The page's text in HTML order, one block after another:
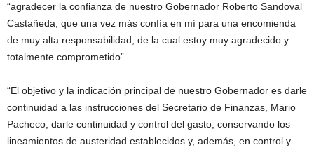
“agradecer la confianza de nuestro Gobernador Roberto Sandoval
Castañeda, que una vez más confía en mí para una encomienda
de muy alta responsabilidad, de la cual estoy muy agradecido y
totalmente comprometido”.
“El objetivo y la indicación principal de nuestro Gobernador es darle
continuidad a las instrucciones del Secretario de Finanzas, Mario
Pacheco; darle continuidad y control del gasto, conservando los
lineamientos de austeridad establecidos y, además, en control y